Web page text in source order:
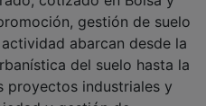
gestión de suelo
abarcan desde la
del suelo hasta la
proyectos industriales y
y gestión de